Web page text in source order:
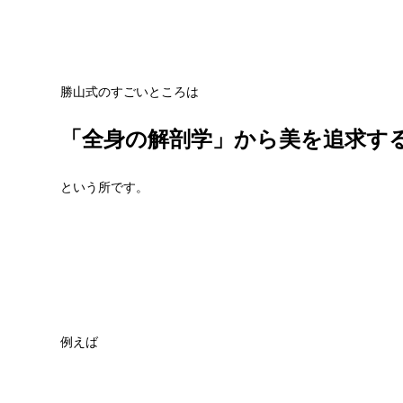
勝山式のすごいところは
「全身の解剖学」から美を追求す
という所です。
例えば